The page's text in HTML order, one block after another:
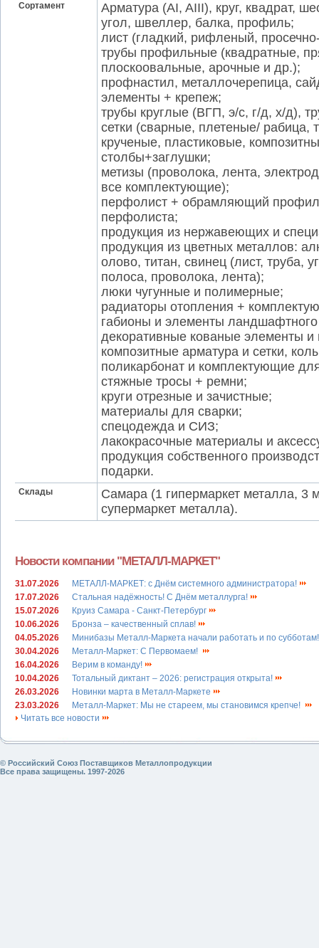
Сортамент
Арматура (AI, AIII), круг, квадрат,
угол, швеллер, балка, профиль;
лист (гладкий, рифленый,
трубы профильные (квадратные,
плоскоовальные, арочные и др.);
профнастил, металлочерепица,
элементы + крепеж;
трубы круглые (ВГП, э/с, г/д, х/д),
сетки (сварные, плетеные/
крученые, пластиковые,
столбы+заглушки;
метизы (проволока, лента,
все комплектующие);
перфолист + обрамляющий
перфолиста;
продукция из нержавеющих и
продукция из цветных металлов:
олово, титан, свинец (лист, труба,
полоса, проволока, лента);
люки чугунные и полимерные;
радиаторы отопления +
габионы и элементы
декоративные кованые элементы и
композитные арматура и сетки,
поликарбонат и комплектующие
стяжные тросы + ремни;
круги отрезные и зачистные;
материалы для сварки;
спецодежда и СИЗ;
лакокрасочные материалы и
продукция собственного
подарки.
Склады
Самара (1 гипермаркет металла, 3
супермаркет металла).
Новости компании "МЕТАЛЛ-МАРКЕТ"
31.07.2026
МЕТАЛЛ-МАРКЕТ: с Днём системного администратора!
17.07.2026
Стальная надёжность! С Днём металлурга!
15.07.2026
Круиз Самара - Санкт-Петербург
10.06.2026
Бронза – качественный сплав!
04.05.2026
Минибазы Металл-Маркета начали работать и по
30.04.2026
Металл-Маркет: С Первомаем!
16.04.2026
Верим в команду!
10.04.2026
Тотальный диктант – 2026: регистрация открыта!
26.03.2026
Новинки марта в Металл-Маркете
23.03.2026
Металл-Маркет: Мы не стареем, мы становимся крепче!
Читать все новости
© Российский Союз Поставщиков Металлопродукции
Все права защищены. 1997-2026